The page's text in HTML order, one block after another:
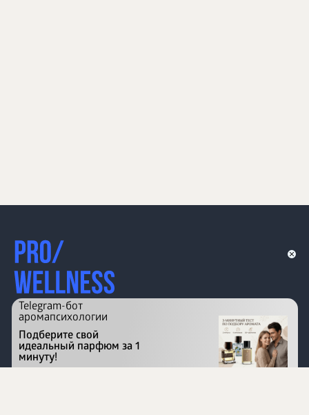
Перейти на сайт
Telegram-бот
аромапсихологии
Подберите свой
идеальный парфюм за 1
минуту!